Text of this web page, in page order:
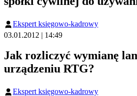
Ekspert księgowo-kadrowy
03.01.2012 | 14:49
Jak rozliczyć wymianę
urządzeniu RTG?
Ekspert księgowo-kadrowy